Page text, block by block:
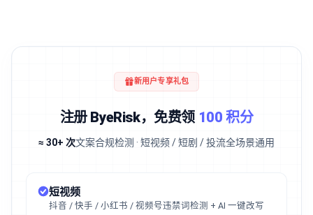
新用户专享礼包
注册 ByeRisk，免费领 100 积分
≈ 30+ 次文案合规检测 · 短视频 / 短剧 / 投流全场景通用
短视频
抖音 / 快手 / 小红书 / 视频号违禁词检测 + AI 一键改写